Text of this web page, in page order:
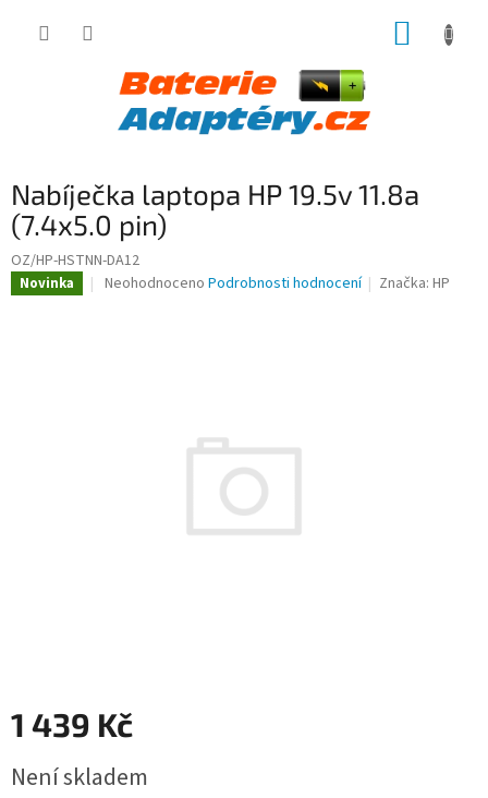
Nabíječka laptopa HP 19.5v 11.8a
(7.4x5.0 pin)
OZ/HP-HSTNN-DA12
Novinka
Průměrné
Neohodnoceno Podrobnosti hodnocení Značka:HP
1 439 Kč
cena:
Není skladem